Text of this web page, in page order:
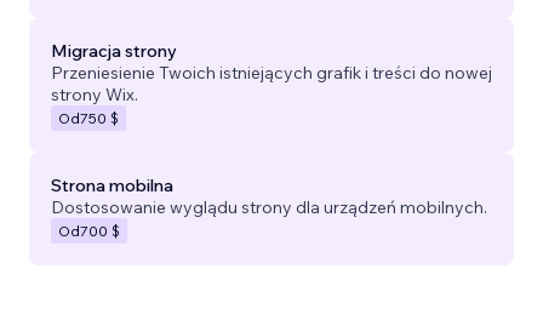
Migracja strony
Przeniesienie Twoich istniejących grafik i treści do nowej
strony Wix.
Od750 $
Strona mobilna
Dostosowanie wyglądu strony dla urządzeń mobilnych.
Od700 $